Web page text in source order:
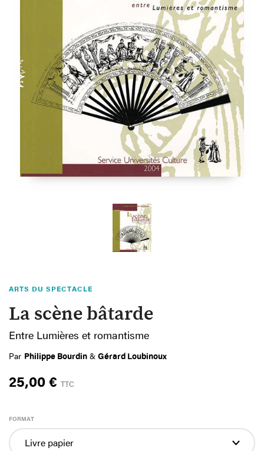
ARTS DU SPECTACLE
La scène bâtarde
Entre Lumières et romantisme
Par Philippe Bourdin & Gérard Loubinoux
25,00 € TTC
FORMAT